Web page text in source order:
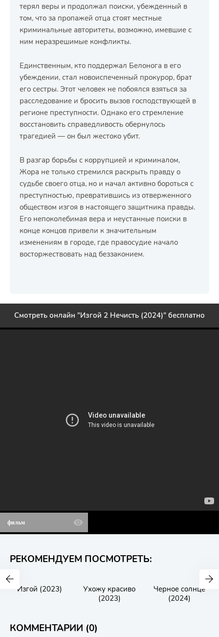
терял веры и продолжал поиски, убежденный в
том, что за пропажей отца стоят местные
криминальные авторитеты, возможно, имевшие с
ним неразрешимые конфликты.
Единственным, кто поддержал Белонога в его
убеждении, стал новоиспеченный прокурор, брат
его сестры. Этот человек не побоялся взяться за
расследование и бросить вызов господствующей в
регионе преступности. Однако его стремление
восстановить справедливость обернулось
трагедией — он был жестоко убит.
В разгар борьбы с коррупцией и криминалом,
Жора не только стремился раскрыть правду о
судьбе своего отца, но и начал активно бороться с
преступностью, превратившись из отверженного
обществом изгоя в настоящего защитника правды.
Его непоколебимая вера и неустанные поиски в
конце концов привели к значительным
изменениям в городе, где правосудие начало
восторжествовать над беззаконием.
Смотреть онлайн "Изгой 2 Нечисть (2024)" бесплатно
фильм
РЕКОМЕНДУЕМ ПОСМОТРЕТЬ:
Изгой (2023)
Ухожу красиво
(2023)
Черное солнце
(2024)
КОММЕНТАРИИ (0)